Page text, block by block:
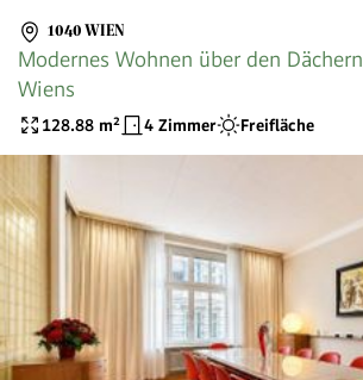
1040 WIEN
Modernes Wohnen über den Dächern
Wiens
128.88 m² 4 Zimmer Freifläche